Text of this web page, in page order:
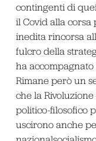
contingenti di
il Covid alla corsa
inedita rincorsa
fulcro della
ha
Rimane però un
che la
politico-filosofico
uscirono anche